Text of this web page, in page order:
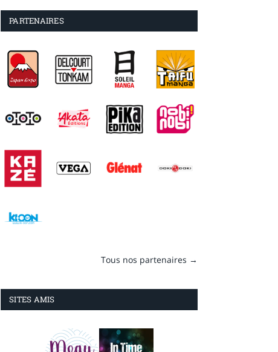
PARTENAIRES
Tous nos partenaires →
SITES AMIS